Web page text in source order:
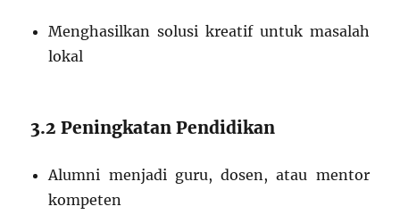
Menghasilkan solusi kreatif untuk masalah
lokal
3.2 Peningkatan Pendidikan
Alumni menjadi guru, dosen, atau mentor
kompeten